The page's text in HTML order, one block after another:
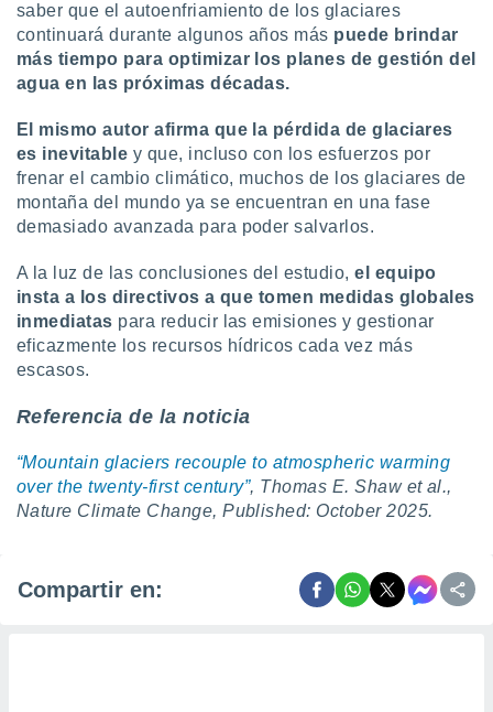
saber que el autoenfriamiento de los glaciares
continuará durante algunos años más puede brindar
más tiempo para optimizar los planes de gestión del
agua en las próximas décadas.
El mismo autor afirma que la pérdida de glaciares
es inevitable y que, incluso con los esfuerzos por
frenar el cambio climático, muchos de los glaciares de
montaña del mundo ya se encuentran en una fase
demasiado avanzada para poder salvarlos.
A la luz de las conclusiones del estudio,el equipo
insta a los directivos a que tomen medidas globales
inmediatas para reducir las emisiones y gestionar
eficazmente los recursos hídricos cada vez más
escasos.
Referencia de la noticia
“Mountain glaciers recouple to atmospheric warming
over the twenty-first century”, Thomas E. Shaw et al.,
Nature Climate Change, Published: October 2025.
Compartir en: